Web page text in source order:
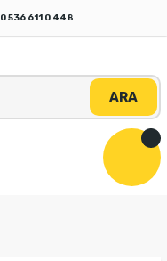
0 536 611 0 448
ARA